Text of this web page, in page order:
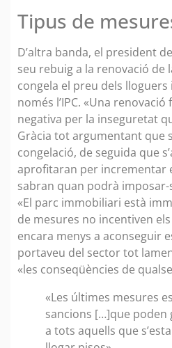
Tipus de
D’altra banda, el president
seu rebuig a la renovació de
congela el preu dels
només l’IPC. «Una
negativa per la inseguretat
Gràcia tot argumentant que
congelació, de seguida que
aprofitaran per incrementar
sabran quan podrà
«El parc immobiliari està
de mesures no incentiven
encara menys a aconseguir
portaveu del sector tot
«les conseqüències de
«Les últimes mesures
sancions […]que poden
a tots aquells que